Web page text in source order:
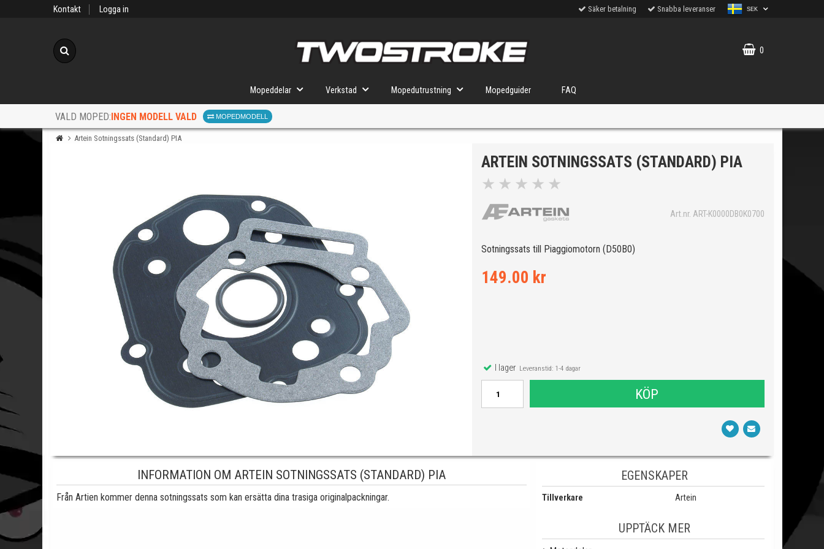
Kontakt Logga in Säker betalning Snabba leveranser SEK
0
Mopeddelar Verkstad Mopedutrustning Mopedguider FAQ
VALD MOPED:INGEN MODELL VALD MOPEDMODELL
FÖR RÄTT DELAR
När du valt kommer butiken visa delar för vald moped och universella produkter.
Artein Sotningssats (Standard) PIA
ARTEIN SOTNINGSSATS (STANDARD) PIA
★ ★ ★ ★ ★
Art.nr. ART-K0000DB0K0700
Sotningssats till Piaggiomotorn (D50B0)
149.00 kr
I lagerLeveranstid: 1-4 dagar
KÖP
INFORMATION OM ARTEIN SOTNINGSSATS (STANDARD) PIA
Från Artien kommer denna sotningssats som kan ersätta dina trasiga originalpackningar.
EGENSKAPER
Tillverkare Artein
UPPTÄCK MER